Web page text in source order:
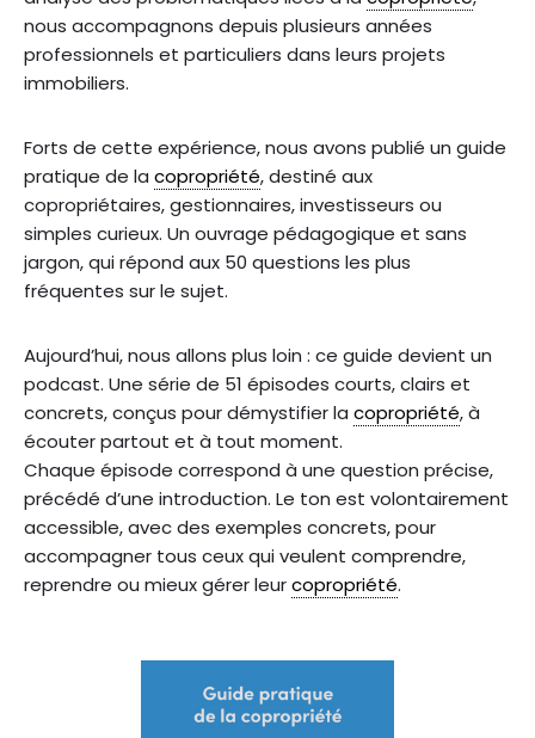
nous accompagnons depuis plusieurs années
professionnels et particuliers dans leurs projets
immobiliers.
Forts de cette expérience, nous avons publié un guide
pratique de la copropriété, destiné aux
copropriétaires, gestionnaires, investisseurs ou
simples curieux. Un ouvrage pédagogique et sans
jargon, qui répond aux 50 questions les plus
fréquentes sur le sujet.
Aujourd’hui, nous allons plus loin : ce guide devient un
podcast. Une série de 51 épisodes courts, clairs et
concrets, conçus pour démystifier la copropriété, à
écouter partout et à tout moment.
Chaque épisode correspond à une question précise,
précédé d’une introduction. Le ton est volontairement
accessible, avec des exemples concrets, pour
accompagner tous ceux qui veulent comprendre,
reprendre ou mieux gérer leurcopropriété.